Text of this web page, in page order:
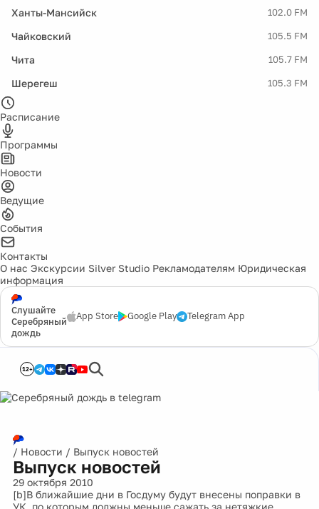
Ханты-Мансийск 102.0 FM
Чайковский 105.5 FM
Чита 105.7 FM
Шерегеш 105.3 FM
Расписание
Программы
Новости
Ведущие
События
Контакты
О нас Экскурсии Silver Studio Рекламодателям Юридическая
информация
Слушайте
Серебряный
дождь
App Store Google Play Telegram App
12+
/ Новости / Выпуск новостей
Выпуск новостей
29 октября 2010
[b]В ближайшие дни в Госдуму будут внесены поправки в